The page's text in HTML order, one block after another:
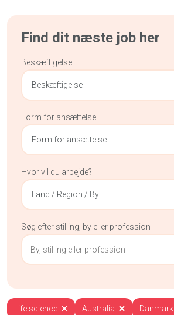
Find dit næste job her
Beskæftigelse
Beskæftigelse
Form for ansættelse
Form for ansættelse
Hvor vil du arbejde?
Land / Region / By
Søg efter stilling, by eller profession
Life science Australia Danmark